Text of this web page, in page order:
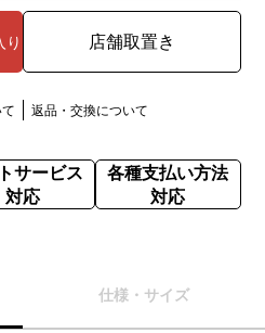
り 店舗取置き
返品・交換について
サービス
対応
各種支払い方法
対応
仕様・サイズ